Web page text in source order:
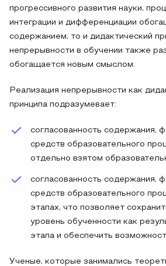
прогрессивного развития науки,
интеграции и дифференциации
содержанием, то и дидактический
непрерывности в обучении также
обогащается новым смыслом.
Реализация непрерывности как
принципа подразумевает:
согласованность содержания,
средств образовательного
отдельно взятом
согласованность содержания,
средств образовательного
этапах, что позволяет
уровень обученности как
этапа и обеспечить
Ученые, которые занимались